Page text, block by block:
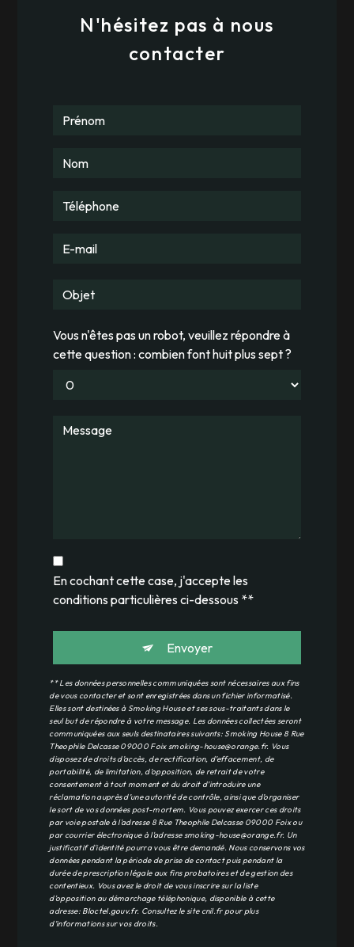
N'hésitez pas à nous
contacter
Vous n'êtes pas un robot, veuillez répondre à
cette question : combien font huit plus sept ?
En cochant cette case, j'accepte les
conditions particulières ci-dessous **
Envoyer
** Les données personnelles communiquées sont nécessaires aux fins
de vous contacter et sont enregistrées dans un fichier informatisé.
Elles sont destinées à Smoking House et ses sous-traitants dans le
seul but de répondre à votre message. Les données collectées seront
communiquées aux seuls destinataires suivants: Smoking House 8 Rue
Theophile Delcasse 09000 Foix smoking-house@orange.fr. Vous
disposez de droits d’accès, de rectification, d’effacement, de
portabilité, de limitation, d’opposition, de retrait de votre
consentement à tout moment et du droit d’introduire une
réclamation auprès d’une autorité de contrôle, ainsi que d’organiser
le sort de vos données post-mortem. Vous pouvez exercer ces droits
par voie postale à l'adresse 8 Rue Theophile Delcasse 09000 Foix ou
par courrier électronique à l'adresse smoking-house@orange.fr. Un
justificatif d'identité pourra vous être demandé. Nous conservons vos
données pendant la période de prise de contact puis pendant la
durée de prescription légale aux fins probatoires et de gestion des
contentieux. Vous avez le droit de vous inscrire sur la liste
d'opposition au démarchage téléphonique, disponible à cette
adresse: Bloctel.gouv.fr. Consultez le site cnil.fr pour plus
d’informations sur vos droits.